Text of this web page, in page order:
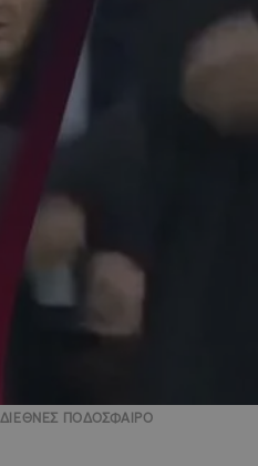
ΔΙΕΘΝΕΣ ΠΟΔΟΣΦΑΙΡΟ